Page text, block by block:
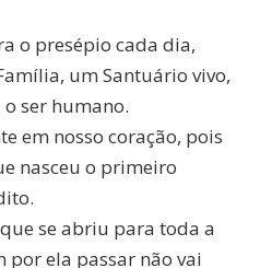
o presépio cada dia,
um Santuário vivo,
ser humano.
em nosso coração, pois
nasceu o primeiro
se abriu para toda a
por ela passar não vai